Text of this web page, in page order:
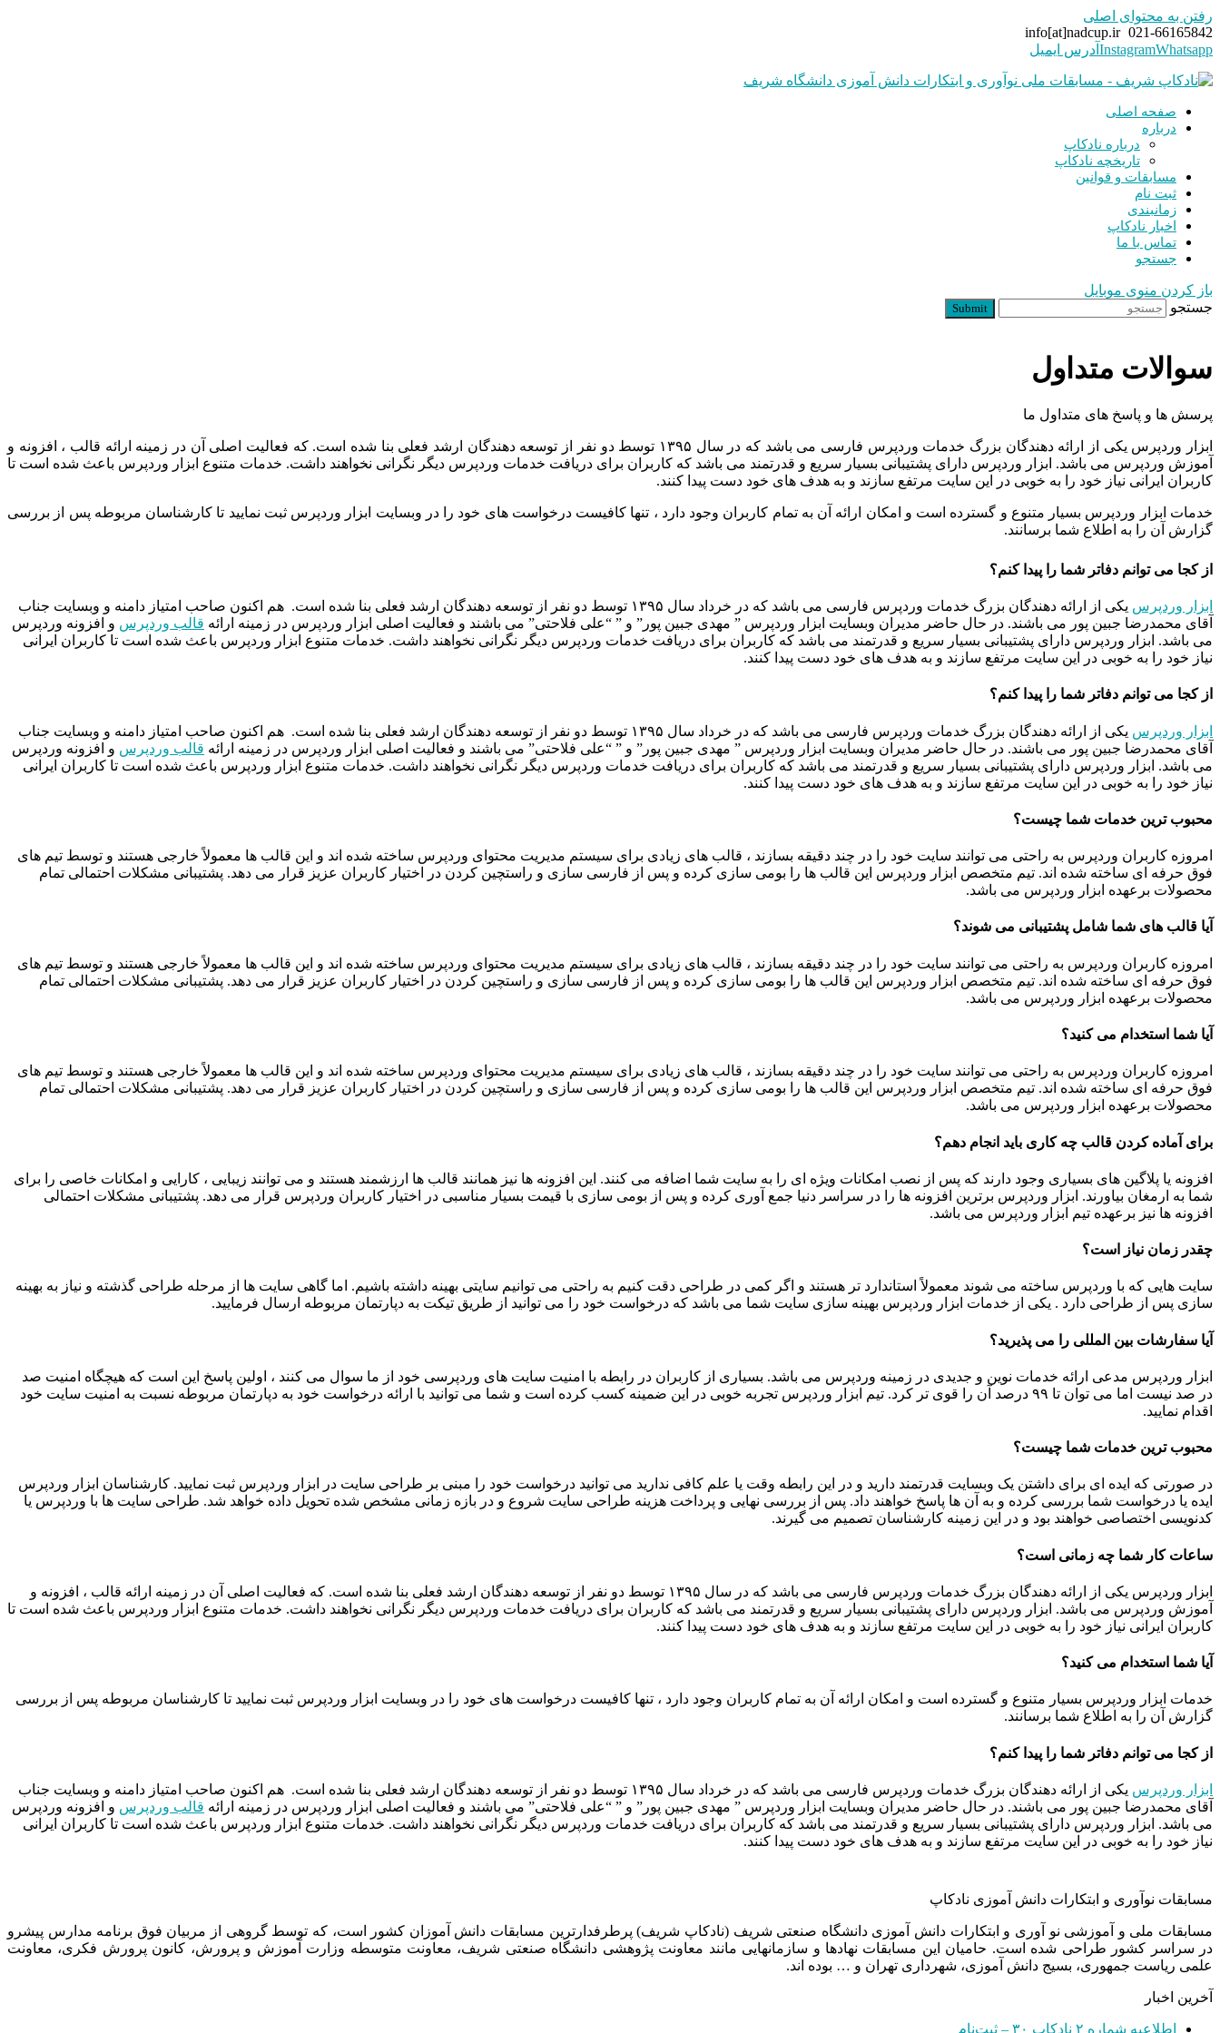
رفتن به محتوای اصلی
021-66165842
info[at]nadcup.ir
InstagramWhatsapp آدرس ایمیل
صفحه اصلی
درباره
درباره نادکاپ
تاریخچه نادکاپ
مسابقات و قوانین
ثبت نام
زمانبندی
اخبار نادکاپ
تماس با ما
جستجو
باز کردن منوی موبایل
جستجو
Submit
سوالات متداول
پرسش ها و پاسخ های متداول ما
ابزار وردپرس یکی از ارائه دهندگان بزرگ خدمات وردپرس فارسی می باشد که در سال ۱۳۹۵ توسط دو نفر از توسعه دهندگان ارشد فعلی بنا شده است. که فعالیت اصلی آن در زمینه ارائه قالب ، افزونه و
آموزش وردپرس می باشد. ابزار وردپرس دارای پشتیبانی بسیار سریع و قدرتمند می باشد که کاربران برای دریافت خدمات وردپرس دیگر نگرانی نخواهند داشت. خدمات متنوع ابزار وردپرس باعث شده است تا
کاربران ایرانی نیاز خود را به خوبی در این سایت مرتفع سازند و به هدف های خود دست پیدا کنند.
خدمات ابزار وردپرس بسیار متنوع و گسترده است و امکان ارائه آن به تمام کاربران وجود دارد ، تنها کافیست درخواست های خود را در وبسایت ابزار وردپرس ثبت نمایید تا کارشناسان مربوطه پس از بررسی
گزارش آن را به اطلاع شما برسانند.
از کجا می توانم دفاتر شما را پیدا کنم؟
ابزار وردپرس
یکی از ارائه دهندگان بزرگ خدمات وردپرس فارسی می باشد که در خرداد سال ۱۳۹۵ توسط دو نفر از توسعه دهندگان ارشد فعلی بنا شده است. هم اکنون صاحب امتیاز دامنه و وبسایت جناب
آقای محمدرضا جبین پور می باشند. در حال حاضر مدیران وبسایت ابزار وردپرس ” مهدی جبین پور” و ” “علی فلاحتی” می باشند و فعالیت اصلی ابزار وردپرس در زمینه ارائه قالب وردپرس و افزونه وردپرس
می باشد. ابزار وردپرس دارای پشتیبانی بسیار سریع و قدرتمند می باشد که کاربران برای دریافت خدمات وردپرس دیگر نگرانی نخواهند داشت. خدمات متنوع ابزار وردپرس باعث شده است تا کاربران ایرانی
نیاز خود را به خوبی در این سایت مرتفع سازند و به هدف های خود دست پیدا کنند.
از کجا می توانم دفاتر شما را پیدا کنم؟
ابزار وردپرس
یکی از ارائه دهندگان بزرگ خدمات وردپرس فارسی می باشد که در خرداد سال ۱۳۹۵ توسط دو نفر از توسعه دهندگان ارشد فعلی بنا شده است. هم اکنون صاحب امتیاز دامنه و وبسایت جناب
آقای محمدرضا جبین پور می باشند. در حال حاضر مدیران وبسایت ابزار وردپرس ” مهدی جبین پور” و ” “علی فلاحتی” می باشند و فعالیت اصلی ابزار وردپرس در زمینه ارائه قالب وردپرس و افزونه وردپرس
می باشد. ابزار وردپرس دارای پشتیبانی بسیار سریع و قدرتمند می باشد که کاربران برای دریافت خدمات وردپرس دیگر نگرانی نخواهند داشت. خدمات متنوع ابزار وردپرس باعث شده است تا کاربران ایرانی
نیاز خود را به خوبی در این سایت مرتفع سازند و به هدف های خود دست پیدا کنند.
محبوب ترین خدمات شما چیست؟
امروزه کاربران وردپرس به راحتی می توانند سایت خود را در چند دقیقه بسازند ، قالب های زیادی برای سیستم مدیریت محتوای وردپرس ساخته شده اند و این قالب ها معمولاً خارجی هستند و توسط تیم های
فوق حرفه ای ساخته شده اند. تیم متخصص ابزار وردپرس این قالب ها را بومی سازی کرده و پس از فارسی سازی و راستچین کردن در اختیار کاربران عزیز قرار می دهد. پشتیبانی مشکلات احتمالی تمام
محصولات برعهده ابزار وردپرس می باشد.
آیا قالب های شما شامل پشتیبانی می شوند؟
امروزه کاربران وردپرس به راحتی می توانند سایت خود را در چند دقیقه بسازند ، قالب های زیادی برای سیستم مدیریت محتوای وردپرس ساخته شده اند و این قالب ها معمولاً خارجی هستند و توسط تیم های
فوق حرفه ای ساخته شده اند. تیم متخصص ابزار وردپرس این قالب ها را بومی سازی کرده و پس از فارسی سازی و راستچین کردن در اختیار کاربران عزیز قرار می دهد. پشتیبانی مشکلات احتمالی تمام
محصولات برعهده ابزار وردپرس می باشد.
آیا شما استخدام می کنید؟
امروزه کاربران وردپرس به راحتی می توانند سایت خود را در چند دقیقه بسازند ، قالب های زیادی برای سیستم مدیریت محتوای وردپرس ساخته شده اند و این قالب ها معمولاً خارجی هستند و توسط تیم های
فوق حرفه ای ساخته شده اند. تیم متخصص ابزار وردپرس این قالب ها را بومی سازی کرده و پس از فارسی سازی و راستچین کردن در اختیار کاربران عزیز قرار می دهد. پشتیبانی مشکلات احتمالی تمام
محصولات برعهده ابزار وردپرس می باشد.
برای آماده کردن قالب چه کاری باید انجام دهم؟
افزونه یا پلاگین های بسیاری وجود دارند که پس از نصب امکانات ویژه ای را به سایت شما اضافه می کنند. این افزونه ها نیز همانند قالب ها ارزشمند هستند و می توانند زیبایی ، کارایی و امکانات خاصی را برای
شما به ارمغان بیاورند. ابزار وردپرس برترین افزونه ها را در سراسر دنیا جمع آوری کرده و پس از بومی سازی با قیمت بسیار مناسبی در اختیار کاربران وردپرس قرار می دهد. پشتیبانی مشکلات احتمالی
افزونه ها نیز برعهده تیم ابزار وردپرس می باشد.
چقدر زمان نیاز است؟
سایت هایی که با وردپرس ساخته می شوند معمولاً استاندارد تر هستند و اگر کمی در طراحی دقت کنیم به راحتی می توانیم سایتی بهینه داشته باشیم. اما گاهی سایت ها از مرحله طراحی گذشته و نیاز به بهینه
سازی پس از طراحی دارد . یکی از خدمات ابزار وردپرس بهینه سازی سایت شما می باشد که درخواست خود را می توانید از طریق تیکت به دپارتمان مربوطه ارسال فرمایید.
آیا سفارشات بین المللی را می پذیرید؟
ابزار وردپرس مدعی ارائه خدمات نوین و جدیدی در زمینه وردپرس می باشد. بسیاری از کاربران در رابطه با امنیت سایت های وردپرسی خود از ما سوال می کنند ، اولین پاسخ این است که هیچگاه امنیت صد
در صد نیست اما می توان تا ۹۹ درصد آن را قوی تر کرد. تیم ابزار وردپرس تجربه خوبی در این ضمینه کسب کرده است و شما می توانید با ارائه درخواست خود به دپارتمان مربوطه نسبت به امنیت سایت خود
اقدام نمایید.
محبوب ترین خدمات شما چیست؟
در صورتی که ایده ای برای داشتن یک وبسایت قدرتمند دارید و در این رابطه وقت یا علم کافی ندارید می توانید درخواست خود را مبنی بر طراحی سایت در ابزار وردپرس ثبت نمایید. کارشناسان ابزار وردپرس
ایده یا درخواست شما بررسی کرده و به آن ها پاسخ خواهند داد. پس از بررسی نهایی و پرداخت هزینه طراحی سایت شروع و در بازه زمانی مشخص شده تحویل داده خواهد شد. طراحی سایت ها با وردپرس یا
کدنویسی اختصاصی خواهند بود و در این زمینه کارشناسان تصمیم می گیرند.
ساعات کار شما چه زمانی است؟
ابزار وردپرس یکی از ارائه دهندگان بزرگ خدمات وردپرس فارسی می باشد که در سال ۱۳۹۵ توسط دو نفر از توسعه دهندگان ارشد فعلی بنا شده است. که فعالیت اصلی آن در زمینه ارائه قالب ، افزونه و
آموزش وردپرس می باشد. ابزار وردپرس دارای پشتیبانی بسیار سریع و قدرتمند می باشد که کاربران برای دریافت خدمات وردپرس دیگر نگرانی نخواهند داشت. خدمات متنوع ابزار وردپرس باعث شده است تا
کاربران ایرانی نیاز خود را به خوبی در این سایت مرتفع سازند و به هدف های خود دست پیدا کنند.
آیا شما استخدام می کنید؟
خدمات ابزار وردپرس بسیار متنوع و گسترده است و امکان ارائه آن به تمام کاربران وجود دارد ، تنها کافیست درخواست های خود را در وبسایت ابزار وردپرس ثبت نمایید تا کارشناسان مربوطه پس از بررسی
گزارش آن را به اطلاع شما برسانند.
از کجا می توانم دفاتر شما را پیدا کنم؟
ابزار وردپرس
یکی از ارائه دهندگان بزرگ خدمات وردپرس فارسی می باشد که در خرداد سال ۱۳۹۵ توسط دو نفر از توسعه دهندگان ارشد فعلی بنا شده است. هم اکنون صاحب امتیاز دامنه و وبسایت جناب
آقای محمدرضا جبین پور می باشند. در حال حاضر مدیران وبسایت ابزار وردپرس ” مهدی جبین پور” و ” “علی فلاحتی” می باشند و فعالیت اصلی ابزار وردپرس در زمینه ارائه قالب وردپرس و افزونه وردپرس
می باشد. ابزار وردپرس دارای پشتیبانی بسیار سریع و قدرتمند می باشد که کاربران برای دریافت خدمات وردپرس دیگر نگرانی نخواهند داشت. خدمات متنوع ابزار وردپرس باعث شده است تا کاربران ایرانی
نیاز خود را به خوبی در این سایت مرتفع سازند و به هدف های خود دست پیدا کنند.
مسابقات نوآوری و ابتکارات دانش آموزی نادکاپ
مسابقات ملی و آموزشی نو آوری و ابتکارات دانش آموزی دانشگاه صنعتی شریف (نادکاپ شریف) پرطرفدارترین مسابقات دانش آموزان کشور است، که توسط گروهی از مربیان فوق برنامه مدارس پیشرو
در سراسر کشور طراحی شده است. حامیان این مسابقات نهادها و سازمانهایی مانند معاونت پژوهشی دانشگاه صنعتی شریف، معاونت متوسطه وزارت آموزش و پرورش، کانون پرورش فکری، معاونت
علمی ریاست جمهوری، بسیج دانش آموزی، شهرداری تهران و … بوده اند.
آخرین اخبار
اطلاعیه شماره ۲ نادکاپ ۳۰ – ثبت‌نام